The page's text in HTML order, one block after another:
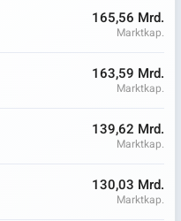
165,56 Mrd.
Marktkap.
163,59 Mrd.
Marktkap.
139,62 Mrd.
Marktkap.
130,03 Mrd.
Marktkap.